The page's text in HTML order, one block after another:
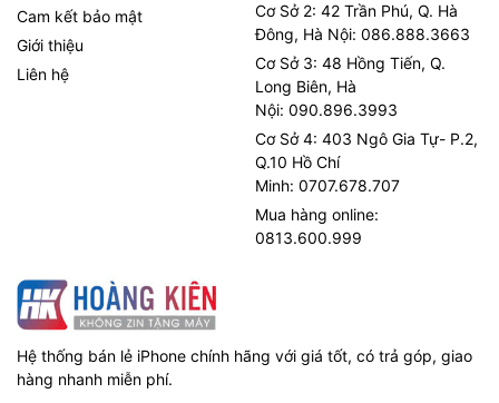
Cam kết bảo mật
Giới thiệu
Liên hệ
Cơ Sở 2: 42 Trần Phú, Q. Hà
Đông, Hà Nội: 086.888.3663
Cơ Sở 3: 48 Hồng Tiến, Q.
Long Biên, Hà
Nội: 090.896.3993
Cơ Sở 4: 403 Ngô Gia Tự- P.2,
Q.10 Hồ Chí
Minh: 0707.678.707
Mua hàng online:
0813.600.999
Hệ thống bán lẻ iPhone chính hãng với giá tốt, có trả góp, giao
hàng nhanh miễn phí.